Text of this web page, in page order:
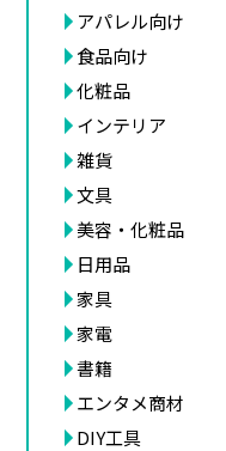
アパレル向け
食品向け
化粧品
インテリア
雑貨
文具
美容・化粧品
日用品
家具
家電
書籍
エンタメ商材
DIY工具